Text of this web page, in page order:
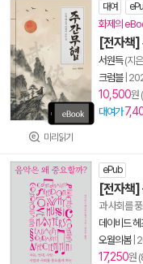
미리읽기
대여
화제의
[전자책]
서원득(지
크럼블|
10,500원
대여가
ePub
[전자책]
과 사회를
데이비드 헤
오월의봄|
17,250원